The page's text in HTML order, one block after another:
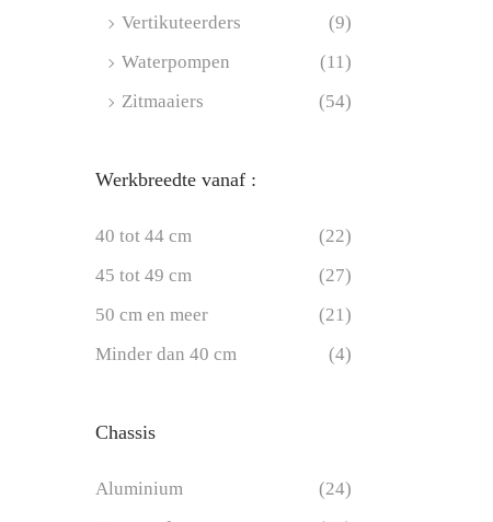
Vertikuteerders
(9)
Waterpompen
(11)
Zitmaaiers
(54)
Werkbreedte vanaf :
40 tot 44 cm
(22)
45 tot 49 cm
(27)
50 cm en meer
(21)
Minder dan 40 cm
(4)
Chassis
Aluminium
(24)